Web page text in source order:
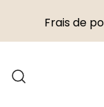
content
Frais de